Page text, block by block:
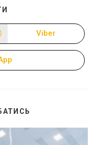
ВМІСТОМ
Відкрити
в
новому
Viber